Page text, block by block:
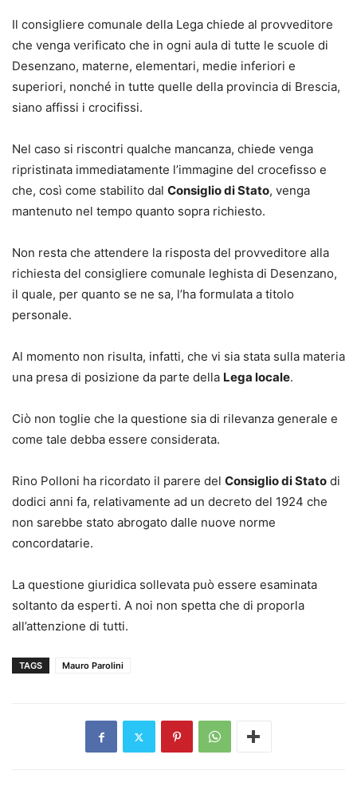
Il consigliere comunale della Lega chiede al provveditore
che venga verificato che in ogni aula di tutte le scuole di
Desenzano, materne, elementari, medie inferiori e
superiori, nonché in tutte quelle della provincia di Brescia,
siano affissi i crocifissi.
Nel caso si riscontri qualche mancanza, chiede venga
ripristinata immediatamente l’immagine del crocefisso e
che, così come stabilito dal Consiglio di Stato, venga
mantenuto nel tempo quanto sopra richiesto.
Non resta che attendere la risposta del provveditore alla
richiesta del consigliere comunale leghista di Desenzano,
il quale, per quanto se ne sa, l’ha formulata a titolo
personale.
Al momento non risulta, infatti, che vi sia stata sulla materia
una presa di posizione da parte della Lega locale.
Ciò non toglie che la questione sia di rilevanza generale e
come tale debba essere considerata.
Rino Polloni ha ricordato il parere del Consiglio di Stato di
dodici anni fa, relativamente ad un decreto del 1924 che
non sarebbe stato abrogato dalle nuove norme
concordatarie.
La questione giuridica sollevata può essere esaminata
soltanto da esperti. A noi non spetta che di proporla
all’attenzione di tutti.
TAGS Mauro Parolini